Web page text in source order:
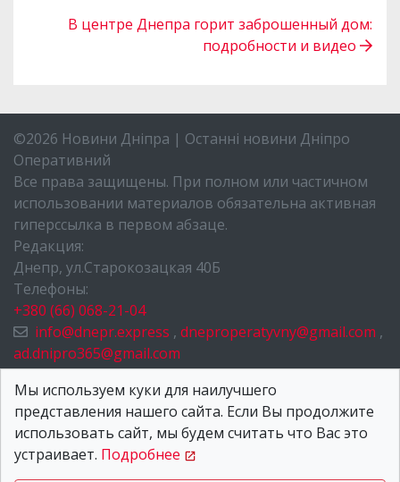
В центре Днепра горит заброшенный дом:
подробности и видео
©2026 Новини Дніпра | Останні новини Дніпро
Оперативний
Все права защищены. При полном или частичном
использовании материалов обязательна активная
гиперссылка в первом абзаце.
Редакция:
Днепр, ул.Старокозацкая 40Б
Телефоны:
+380 (66) 068-21-04
info@dnepr.express , dneproperatyvny@gmail.com ,
ad.dnipro365@gmail.com
НОВОСТИ ДНЕПРА
О НАС
КОНТАКТЫ
Мы используем куки для наилучшего
представления нашего сайта. Если Вы продолжите
использовать сайт, мы будем считать что Вас это
устраивает. Подробнее